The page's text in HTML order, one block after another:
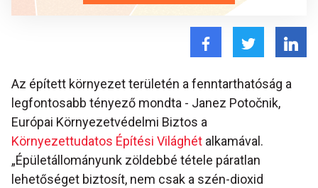
Az épített környezet területén a fenntarthatóság a
legfontosabb tényező mondta - Janez Potočnik,
Európai Környezetvédelmi Biztos a
Környezettudatos Építési Világhét alkamával.
„Épületállományunk zöldebbé tétele páratlan
lehetőséget biztosít, nem csak a szén-dioxid